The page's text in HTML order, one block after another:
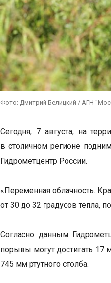
Фото: Дмитрий Белицкий / АГН
Сегодня, 7 августа, на
в столичном регионе
Гидрометцентр России.
«Переменная облачность.
от 30 до 32 градусов тепла,
Согласно данным
порывы могут достигать 17
745 мм ртутного столба.